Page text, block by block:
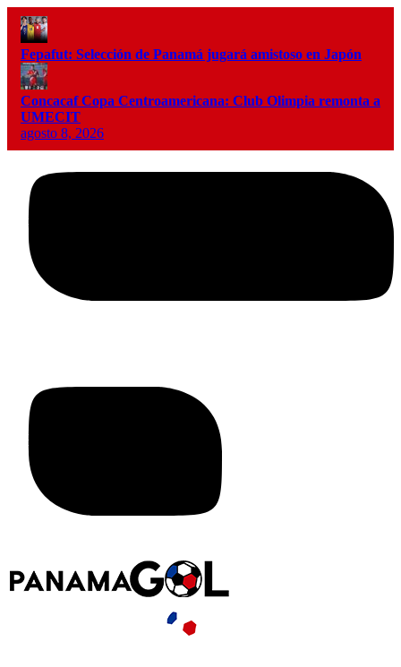
Fepafut: Selección de Panamá jugará amistoso en Japón
Concacaf Copa Centroamericana: Club Olimpia remonta a
UMECIT
agosto 8, 2026